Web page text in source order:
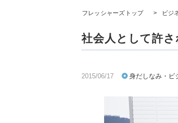
フレッシャーズトップ > ビジ
社会人として許
2015/06/17 身だしなみ・ビ